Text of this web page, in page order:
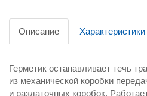
Описание Характеристики
Герметик останавливает течь
из механической коробки
и раздаточных коробок.